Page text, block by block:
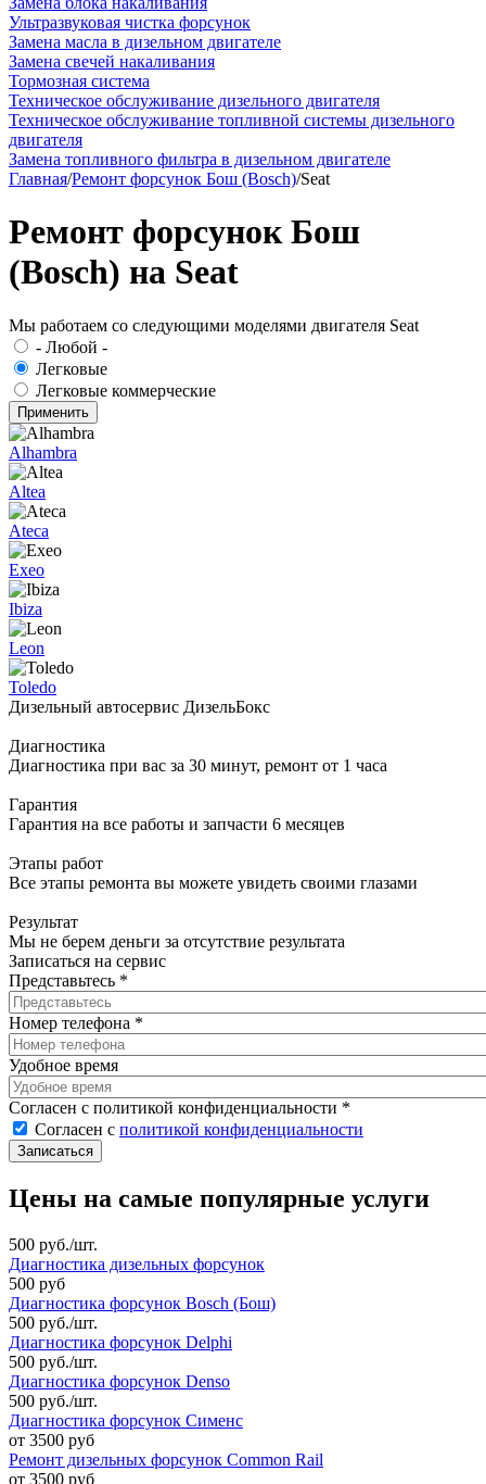
Ультразвуковая чистка форсунок
Замена масла в дизельном двигателе
Замена свечей накаливания
Тормозная система
Техническое обслуживание дизельного двигателя
Техническое обслуживание топливной системы дизельного
двигателя
Замена топливного фильтра в дизельном двигателе
Главная/Ремонт форсунок Бош (Bosch)/Seat
Ремонт форсунок Бош
(Bosch) на Seat
Мы работаем со следующими моделями двигателя Seat
- Любой -
Легковые
Легковые коммерческие
Alhambra
Altea
Ateca
Exeo
Ibiza
Leon
Toledo
Дизельный автосервис ДизельБокс
Диагностика
Диагностика при вас за 30 минут, ремонт от 1 часа
Гарантия
Гарантия на все работы и запчасти 6 месяцев
Этапы работ
Все этапы ремонта вы можете увидеть своими глазами
Результат
Мы не берем деньги за отсутствие результата
Записаться на сервис
Представьтесь *
Номер телефона *
Удобное время
Согласен с политикой конфиденциальности *
Согласен с политикой конфиденциальности
Цены на самые популярные услуги
500 руб./шт.
Диагностика дизельных форсунок
500 руб
Диагностика форсунок Bosch (Бош)
500 руб./шт.
Диагностика форсунок Delphi
500 руб./шт.
Диагностика форсунок Denso
500 руб./шт.
Диагностика форсунок Сименс
от 3500 руб
Ремонт дизельных форсунок Common Rail
от 3500 руб